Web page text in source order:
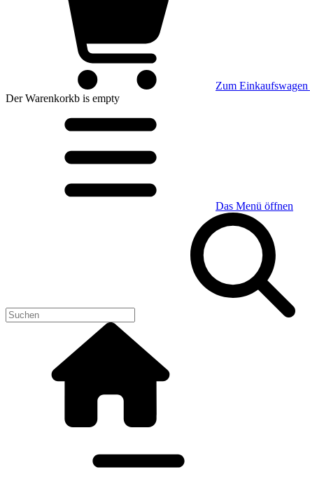
Zum Einkaufswagen
Der Warenkorkb is empty
Das Menü öffnen